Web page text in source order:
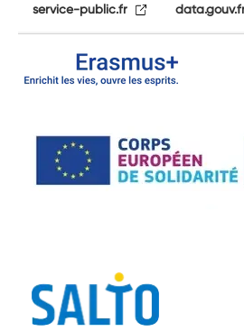
service-public.fr